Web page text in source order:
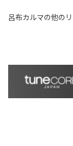
呂布カルマの他のリ